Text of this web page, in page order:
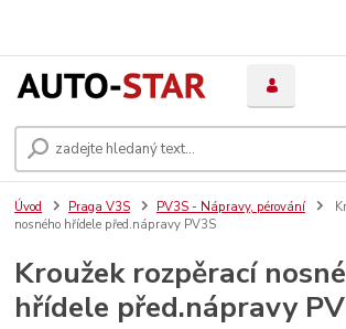
Úvod Praga V3S PV3S - Nápravy, pérování
nosného hřídele před.nápravy PV3S
Kroužek rozpěrací
hřídele před.nápravy